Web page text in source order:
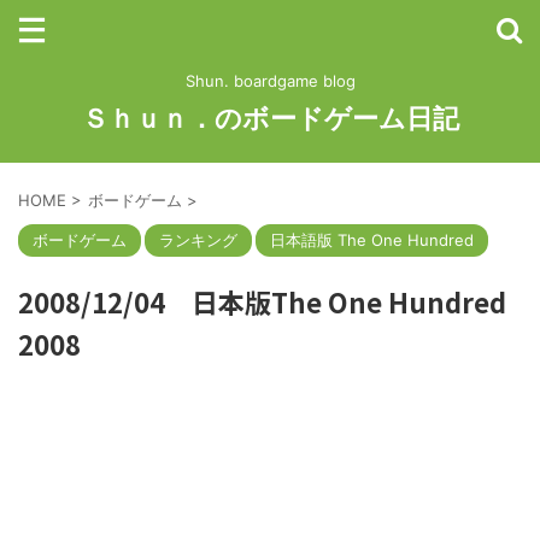
Shun. boardgame blog
Ｓｈｕｎ．のボードゲーム日記
HOME > ボードゲーム >
ボードゲーム ランキング 日本語版 The One Hundred
2008/12/04 日本版The One Hundred
2008